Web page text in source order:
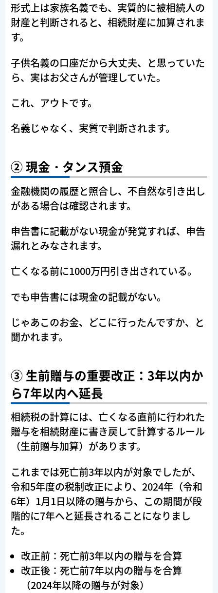
形式上は家族名義でも、実質的に被相続人の
財産と判断されると、相続財産に加算されま
す。
子供名義の口座だから大丈夫、と思っていた
ら、実はお父さんが管理していた。
これ、アウトです。
名義じゃなく、実質で判断されます。
② 現金・タンス預金
金融機関の履歴と照合し、不自然な引き出し
がある場合は確認されます。
申告書に記載がない現金が発覚すれば、申告
漏れとみなされます。
亡くなる前に1000万円引き出されている。
でも申告書には現金の記載がない。
じゃあこのお金、どこに行ったんですか、と
聞かれます。
③ 生前贈与の重要改正：3年以内か
ら7年以内へ延長
相続税の計算には、亡くなる直前に行われた
贈与を相続財産に書き戻して計算するルール
（生前贈与加算）があります。
これまでは死亡前3年以内が対象でしたが、
令和5年度の税制改正により、2024年（令和
6年）1月1日以降の贈与から、この期間が段
階的に7年へと延長されることになりまし
た。
改正前：死亡前3年以内の贈与を合算
改正後：死亡前7年以内の贈与を合算
（2024年以降の贈与が対象）